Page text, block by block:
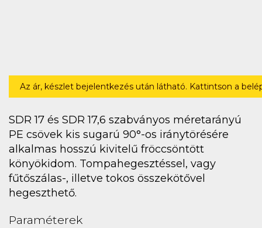
Az ár, készlet bejelentkezés után látható. Kattintson a
SDR 17 és SDR 17,6 szabványos méretarányú
PE csövek kis sugarú 90°-os iránytörésére
alkalmas hosszú kivitelű fröccsöntött
könyökidom. Tompahegesztéssel, vagy
fűtőszálas-, illetve tokos összekötővel
hegeszthető.
Paraméterek